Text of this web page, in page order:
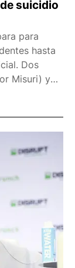
suicidio
para
hasta
Dos
Misuri) y
han